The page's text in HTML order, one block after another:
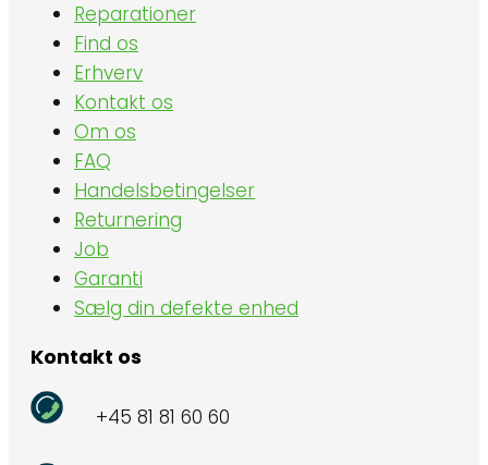
Reparationer
Find os
Erhverv
Kontakt os
Om os
FAQ
Handelsbetingelser
Returnering
Job
Garanti
Sælg din defekte enhed
Kontakt os
+45 81 81 60 60